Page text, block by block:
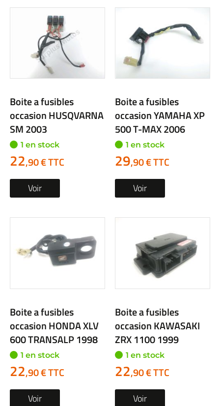
Boite a fusibles
occasion HUSQVARNA
SM 2003
1 en stock
22,90 € TTC
Voir
Boite a fusibles
occasion YAMAHA XP
500 T-MAX 2006
1 en stock
29,90 € TTC
Voir
Boite a fusibles
occasion HONDA XLV
600 TRANSALP 1998
1 en stock
22,90 € TTC
Voir
Boite a fusibles
occasion KAWASAKI
ZRX 1100 1999
1 en stock
22,90 € TTC
Voir